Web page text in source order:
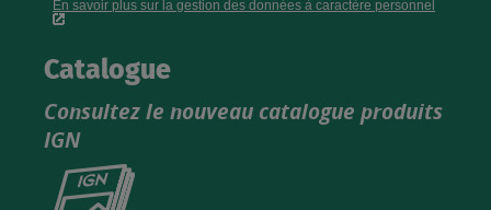
Catalogue
Consultez le nouveau catalogue produits
IGN
Consultez